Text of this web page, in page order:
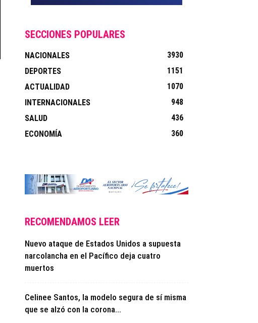
SECCIONES POPULARES
NACIONALES
3930
DEPORTES
1151
ACTUALIDAD
1070
INTERNACIONALES
948
SALUD
436
ECONOMÍA
360
RECOMENDAMOS LEER
Nuevo ataque de Estados Unidos a supuesta
narcolancha en el Pacífico deja cuatro
muertos
Celinee Santos, la modelo segura de sí misma
que se alzó con la corona...